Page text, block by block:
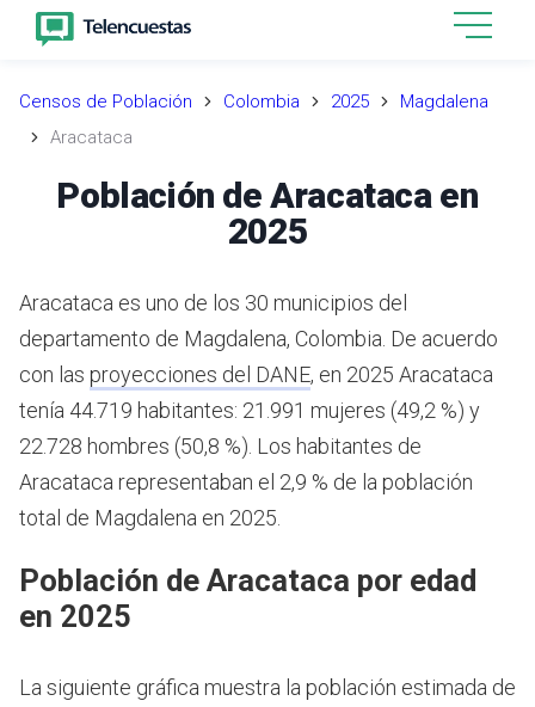
Censos de Población Colombia 2025
Magdalena
Aracataca
Población de Aracataca en
2025
Aracataca es uno de los 30 municipios del
departamento de Magdalena, Colombia. De acuerdo
con las proyecciones del DANE, en 2025 Aracataca
tenía 44.719 habitantes: 21.991 mujeres (49,2 %) y
22.728 hombres (50,8 %). Los habitantes de
Aracataca representaban el 2,9 % de la población
total de Magdalena en 2025.
Población de Aracataca por edad
en 2025
La siguiente gráfica muestra la población estimada de